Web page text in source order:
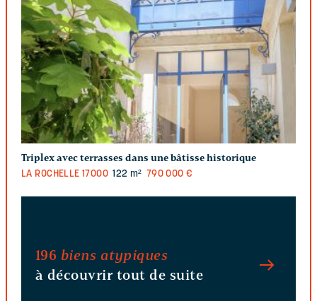
Triplex avec terrasses dans une bâtisse historique
LA ROCHELLE 17000 122 m² 790 000 €
196 biens atypiques
à découvrir tout de suite